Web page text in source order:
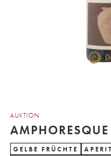
AUKTION
GELBE FRÜCHTE